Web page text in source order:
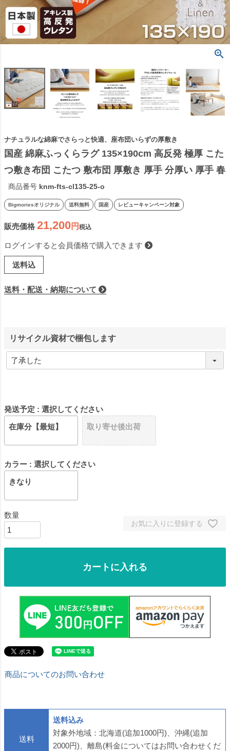
ナチュラルな綿麻でさらっと快適、座布団いらずの厚敷き
国産 綿麻ふっくらラグ 135×190cm 高反発 極厚 こた
つ敷き布団 こたつ 敷布団 厚敷き 厚手 分厚い 厚手 春
夏 秋冬 オールシーズン 防音 日本製 生成り ビッグモ
リーズ
商品番号 knm-fts-cl135-25-o
Bigmoriesオリジナル 送料無料 国産 レビューキャンペーン対象
販売価格 21,200 税込
ログインすると会員価格で購入できます
送料込
送料・配送・納期について
リサイクル資材で梱包します
発送予定
選択してください
在庫分【最短】
取り寄せ後出荷
カラー
選択してください
きなり
お気に入りに登録する
カートに入れる
商品についてのお問い合わせ
送料
送料込み
対象外地域：北海道(追加1000円)、沖縄(追加
2000円)、離島(料金についてはお問い合わせくだ